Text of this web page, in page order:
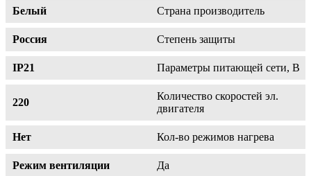
Белый Страна производитель
Россия Степень защиты
IP21 Параметры питающей сети, В
220
Количество скоростей эл.
двигателя
Нет Кол-во режимов нагрева
Режим вентиляции
Да